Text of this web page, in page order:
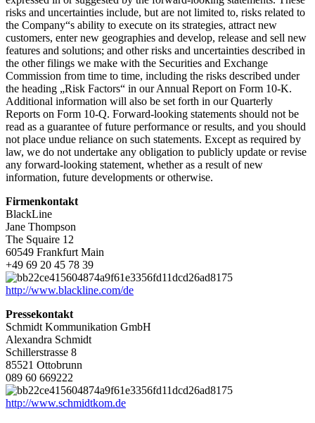
risks and uncertainties include, but are not limited to, risks related to
the Company“s ability to execute on its strategies, attract new
customers, enter new geographies and develop, release and sell new
features and solutions; and other risks and uncertainties described in
the other filings we make with the Securities and Exchange
Commission from time to time, including the risks described under
the heading „Risk Factors“ in our Annual Report on Form 10-K.
Additional information will also be set forth in our Quarterly
Reports on Form 10-Q. Forward-looking statements should not be
read as a guarantee of future performance or results, and you should
not place undue reliance on such statements. Except as required by
law, we do not undertake any obligation to publicly update or revise
any forward-looking statement, whether as a result of new
information, future developments or otherwise.
Firmenkontakt
BlackLine
Jane Thompson
The Squaire 12
60549 Frankfurt Main
+49 69 20 45 78 39
http://www.blackline.com/de
Pressekontakt
Schmidt Kommunikation GmbH
Alexandra Schmidt
Schillerstrasse 8
85521 Ottobrunn
089 60 669222
http://www.schmidtkom.de